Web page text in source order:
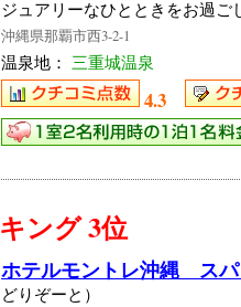
ジュアリーなひとときをお過ご
沖縄県那覇市西3-2-1
温泉地： 三重城温泉
4.3
ング 3位
ホテルモントレ沖縄 スパ
どりぞーと）